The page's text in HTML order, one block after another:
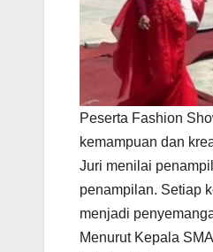
Peserta Fashion
kemampuan dan
Juri menilai
penampilan. Setiap
menjadi
Menurut Kepala